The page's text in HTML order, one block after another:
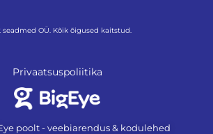
OÜ. Kõik õigused kaitstud.
Privaatsuspoliitika
poolt - veebiarendus & kodulehed